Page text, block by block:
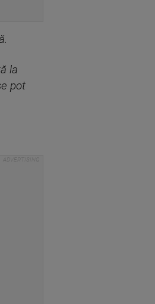
la
pot